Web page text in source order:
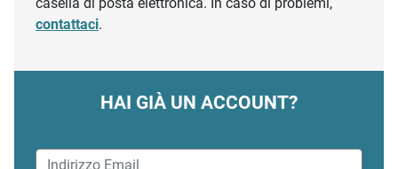
casella di posta elettronica. In caso di problemi,
contattaci.
HAI GIÀ UN ACCOUNT?